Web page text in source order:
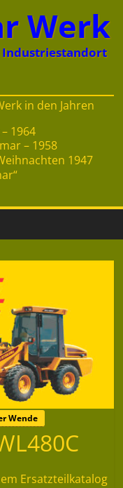
Werk
Industriestandort
in den Jahren
1964
– 1958
1947
Wende
Ersatzteilkatalog